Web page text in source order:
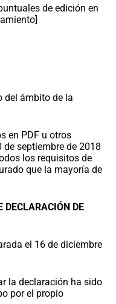
de edición en
del ámbito de la
en PDF u otros
septiembre de 2018
los requisitos de
que la mayoría de
DECLARACIÓN DE
el 16 de diciembre
la declaración ha sido
por el propio